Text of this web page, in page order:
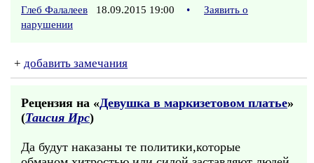
Глеб Фалалеев 18.09.2015 19:00 •
Заявить о
нарушении
+ добавить замечания
Рецензия на «Девушка в маркизетовом платье»
(Таисия Ирс)
Да будут наказаны те политики,которые